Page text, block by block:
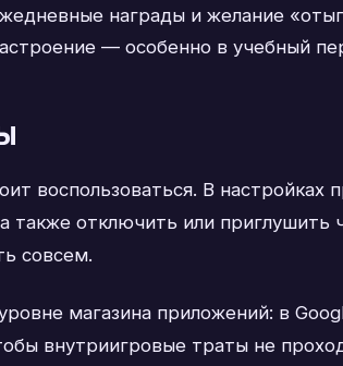
награды и желание
— особенно в учебный
воспользоваться. В настройках
также отключить или приглушить
совсем.
магазина приложений: в
внутриигровые траты не